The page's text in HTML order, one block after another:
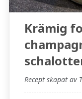
Krämig
Recept skapat av